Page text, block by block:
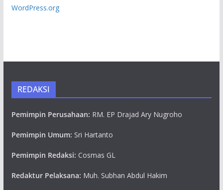
WordPress.org
REDAKSI
Pemimpin Perusahaan: RM. EP Drajad Ary Nugroho
Pemimpin Umum: Sri Hartanto
Pemimpin Redaksi: Cosmas GL
Redaktur Pelaksana: Muh. Subhan Abdul Hakim